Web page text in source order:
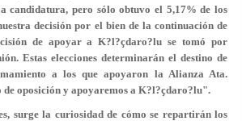
candidatura, pero sólo obtuvo el 5,17% de los
decisión por el bien de la continuación de
de apoyar a K?l?çdaro?lu se tomó por
Estas elecciones determinarán el destino de
a los que apoyaron la Alianza Ata.
oposición y apoyaremos a K?l?çdaro?lu".
surge la curiosidad de cómo se repartirán los